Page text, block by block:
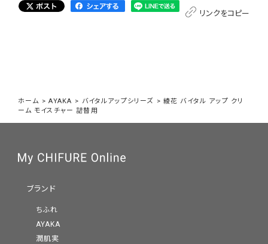
リンクをコピー
ホーム >AYAKA > バイタルアップシリーズ > 綾花 バイタル アップ クリ
ーム モイスチャー 詰替用
ブランド
ちふれ
AYAKA
潤肌実